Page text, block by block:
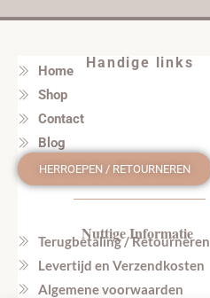
Handige links
Home
Shop
Contact
Blog
HERROEPEN / RETOURNEREN
Nuttige Informatie
Terugbetaling / Retourneren
Levertijd en Verzendkosten
Algemene voorwaarden